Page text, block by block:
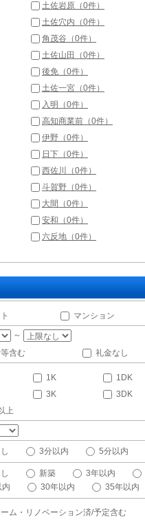
土佐岩原（0件）
土佐穴内（0件）
角茂谷（0件）
土佐山田（0件）
後免（0件）
土佐一宮（0件）
入明（0件）
高知商業前（0件）
伊野（0件）
日下（0件）
西佐川（0件）
斗賀野（0件）
大間（0件）
安和（0件）
六反地（0件）
マンション
～
含む
礼金なし
1K 1DK
3K 3DK
上
3分以内 5分以内
新築 3年以内
30年以内 35年以内
ーム・リノベーション済/予定含む